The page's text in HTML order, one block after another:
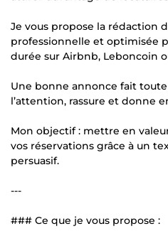
Je vous propose la rédaction
professionnelle et optimisée
durée sur Airbnb, Leboncoin
Une bonne annonce fait
l’attention, rassure et donne
Mon objectif : mettre en
vos réservations grâce à un
persuasif.
---
### Ce que je vous propose :